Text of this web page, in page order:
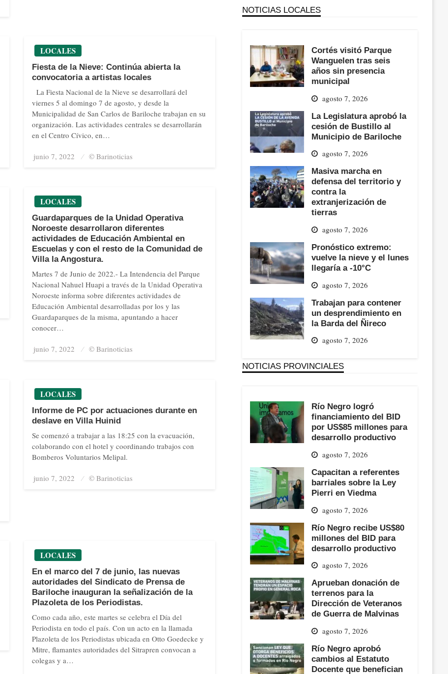
LOCALES
Fiesta de la Nieve: Continúa abierta la
convocatoria a artistas locales
La Fiesta Nacional de la Nieve se desarrollará del
viernes 5 al domingo 7 de agosto, y desde la
Municipalidad de San Carlos de Bariloche trabajan en su
organización. Las actividades centrales se desarrollarán
en el Centro Cívico, en…
Posted
junio 7, 2022 © Barinoticias
LOCALES
Guardaparques de la Unidad Operativa
Noroeste desarrollaron diferentes
actividades de Educación Ambiental en
Escuelas y con el resto de la Comunidad de
Villa la Angostura.
Martes 7 de Junio de 2022.- La Intendencia del Parque
Nacional Nahuel Huapi a través de la Unidad Operativa
Noroeste informa sobre diferentes actividades de
Educación Ambiental desarrolladas por los y las
Guardaparques de la misma, apuntando a hacer
conocer…
Posted
junio 7, 2022 © Barinoticias
LOCALES
Informe de PC por actuaciones durante en
deslave en Villa Huinid
Se comenzó a trabajar a las 18:25 con la evacuación,
colaborando con el hotel y coordinando trabajos con
Bomberos Voluntarios Melipal.
Posted
junio 7, 2022 © Barinoticias
LOCALES
En el marco del 7 de junio, las nuevas
autoridades del Sindicato de Prensa de
Bariloche inauguran la señalización de la
Plazoleta de los Periodistas.
Como cada año, este martes se celebra el Día del
Periodista en todo el país. Con un acto en la llamada
Plazoleta de los Periodistas ubicada en Otto Goedecke y
Mitre, flamantes autoridades del Sitrapren convocan a
colegas y a…
NOTICIAS LOCALES
Cortés visitó Parque
Wanguelen tras seis
años sin presencia
municipal
agosto 7, 2026
La Legislatura aprobó la
cesión de Bustillo al
Municipio de Bariloche
agosto 7, 2026
Masiva marcha en
defensa del territorio y
contra la
extranjerización de
tierras
agosto 7, 2026
Pronóstico extremo:
vuelve la nieve y el lunes
llegaría a -10°C
agosto 7, 2026
Trabajan para contener
un desprendimiento en
la Barda del Ñireco
agosto 7, 2026
NOTICIAS PROVINCIALES
Río Negro logró
financiamiento del BID
por US$85 millones para
desarrollo productivo
agosto 7, 2026
Capacitan a referentes
barriales sobre la Ley
Pierri en Viedma
agosto 7, 2026
Río Negro recibe US$80
millones del BID para
desarrollo productivo
agosto 7, 2026
Aprueban donación de
terrenos para la
Dirección de Veteranos
de Guerra de Malvinas
agosto 7, 2026
Río Negro aprobó
cambios al Estatuto
Docente que benefician